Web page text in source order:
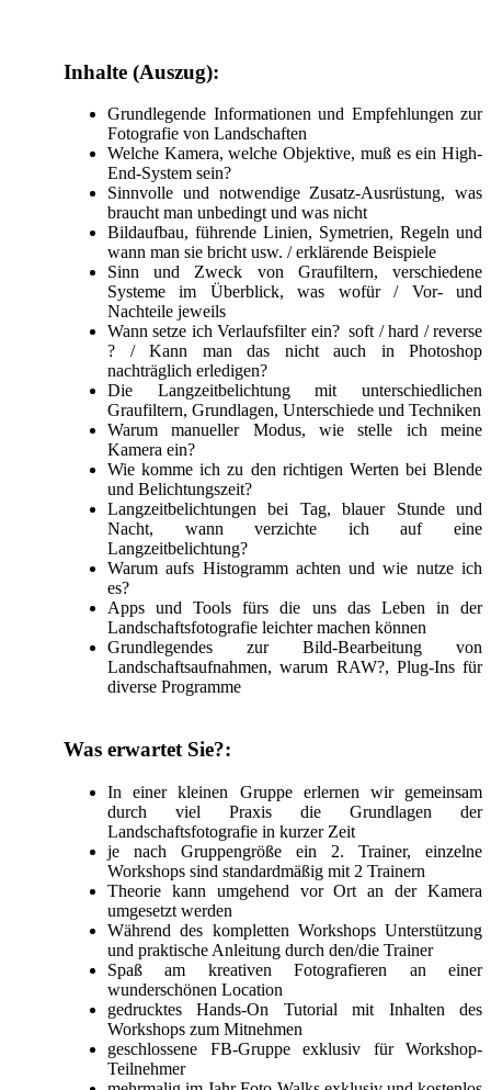
Inhalte (Auszug):
Grundlegende Informationen und Empfehlungen zur
Fotografie von Landschaften
Welche Kamera, welche Objektive, muß es ein High-
End-System sein?
Sinnvolle und notwendige Zusatz-Ausrüstung, was
braucht man unbedingt und was nicht
Bildaufbau, führende Linien, Symetrien, Regeln und
wann man sie bricht usw. / erklärende Beispiele
Sinn und Zweck von Graufiltern, verschiedene
Systeme im Überblick, was wofür / Vor- und
Nachteile jeweils
Wann setze ich Verlaufsfilter ein? soft / hard / reverse
? / Kann man das nicht auch in Photoshop
nachträglich erledigen?
Die Langzeitbelichtung mit unterschiedlichen
Graufiltern, Grundlagen, Unterschiede und Techniken
Warum manueller Modus, wie stelle ich meine
Kamera ein?
Wie komme ich zu den richtigen Werten bei Blende
und Belichtungszeit?
Langzeitbelichtungen bei Tag, blauer Stunde und
Nacht, wann verzichte ich auf eine
Langzeitbelichtung?
Warum aufs Histogramm achten und wie nutze ich
es?
Apps und Tools fürs die uns das Leben in der
Landschaftsfotografie leichter machen können
Grundlegendes zur Bild-Bearbeitung von
Landschaftsaufnahmen, warum RAW?, Plug-Ins für
diverse Programme
Was erwartet Sie?:
In einer kleinen Gruppe erlernen wir gemeinsam
durch viel Praxis die Grundlagen der
Landschaftsfotografie in kurzer Zeit
je nach Gruppengröße ein 2. Trainer, einzelne
Workshops sind standardmäßig mit 2 Trainern
Theorie kann umgehend vor Ort an der Kamera
umgesetzt werden
Während des kompletten Workshops Unterstützung
und praktische Anleitung durch den/die Trainer
Spaß am kreativen Fotografieren an einer
wunderschönen Location
gedrucktes Hands-On Tutorial mit Inhalten des
Workshops zum Mitnehmen
geschlossene FB-Gruppe exklusiv für Workshop-
Teilnehmer